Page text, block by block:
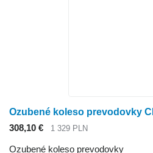
308,10 € 1 329 PLN
Ozubené koleso prevodovky